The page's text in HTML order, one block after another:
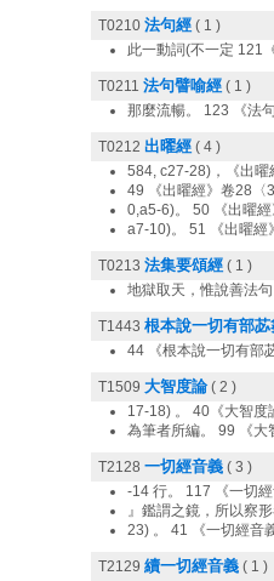
T0210 法句經 ( 1 )
此一動詞(不一定 121
T0211 法句譬喻經 ( 1 )
那麼流暢。 123 《法
T0212 出曜經 ( 4 )
584, c27-28)，《出曜
49 《出曜經》卷28〈
0,a5-6)。 50 《出曜
a7-10)。 51 《出曜經
T0213 法集要頌經 ( 1 )
地獄取天，惟說善法
T1443 根本說一切有部
44 《根本說一切有部
T1509 大智度論 ( 2 )
17-18) 。 40《大智度
為筆者所編。 99 《大
T2128 一切經音義 ( 3 )
-14 行。 117 《一切
』鑑謂之鏡，所以察
23) 。 41 《一切經音
T2129 續一切經音義 ( 1 )